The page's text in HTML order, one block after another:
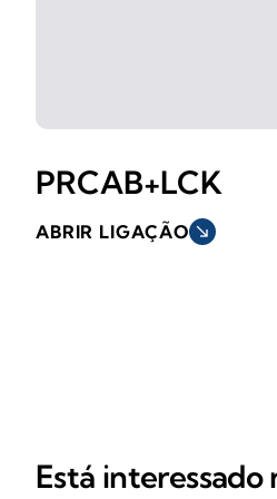
PRCAB+LCK
ABRIR LIGAÇÃO south_east
Está interessado